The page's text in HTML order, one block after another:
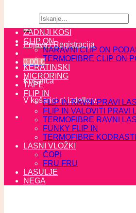
Prijava / Registracija
0,00 €
Košarica
V košarici ni izdelkov.
ZADNJI KOSI
CLIP ON
NARAVNI CLIP ON
TERMOFIBRE CLIP ON
KERATINSKI
MICRORING
TAPE
FLIP IN
FLIP IN RAVNI PRAVI
FLIP IN VALOVITI PRAVI
TERMOFIBRE RAVNI
FUNKY FLIP IN
TERMOFIBRE
LASNI VLOŽKI
ČOPI
FRU FRU
LASULJE
NEGA